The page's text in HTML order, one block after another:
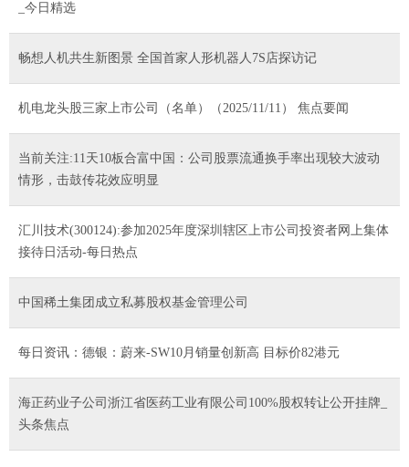
_今日精选
畅想人机共生新图景 全国首家人形机器人7S店探访记
机电龙头股三家上市公司（名单）（2025/11/11） 焦点要闻
当前关注:11天10板合富中国：公司股票流通换手率出现较大波动
情形，击鼓传花效应明显
汇川技术(300124):参加2025年度深圳辖区上市公司投资者网上集体
接待日活动-每日热点
中国稀土集团成立私募股权基金管理公司
每日资讯：德银：蔚来-SW10月销量创新高 目标价82港元
海正药业子公司浙江省医药工业有限公司100%股权转让公开挂牌_
头条焦点